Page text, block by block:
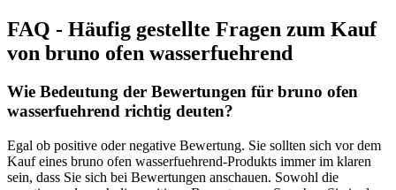
FAQ - Häufig gestellte Fragen zum Kauf
von bruno ofen wasserfuehrend
Wie Bedeutung der Bewertungen für bruno ofen
wasserfuehrend richtig deuten?
Egal ob positive oder negative Bewertung. Sie sollten sich vor dem
Kauf eines bruno ofen wasserfuehrend-Produkts immer im klaren
sein, dass Sie sich bei Bewertungen anschauen. Sowohl die